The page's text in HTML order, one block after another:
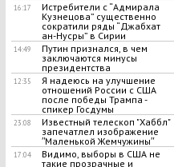
16:17
Истребители с “Адмирала
Кузнецова” существенно
сократили ряды “Джабхат
ан-Нусры” в Сирии
14:49
Путин признался, в чем
заключаются минусы
президентства
12:35
Я надеюсь на улучшение
отношений России с США
после победы Трампа -
спикер Госдумы
23:08
Известный телескоп "Хаббл"
запечатлел изображение
ʺМаленькой Жемчужиныʺ
17:04
Видимо, выборы в США не
такие прозрачные и